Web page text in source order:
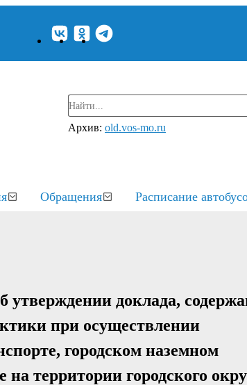
Архив: old.vos-mo.ru
Обращения Расписание
доклада,
при осуществлении
городском наземном
территории городского